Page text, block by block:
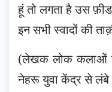
हूं तो लगता है उस
इन सभी स्वादों की
(लेखक लोक कलाओं
नेहरू युवा केंद्र से लंबे